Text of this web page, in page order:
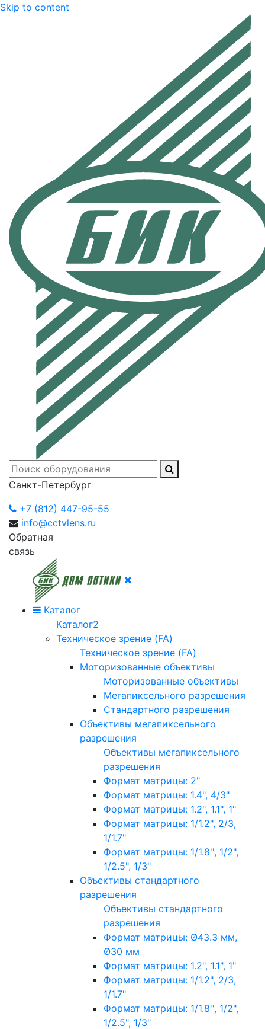
Skip to content
Санкт-Петербург
+7 (812) 447-95-55
info@cctvlens.ru
Обратная
связь
Каталог
Каталог2
Техническое зрение (FA)
Техническое зрение (FA)
Моторизованные объективы
Моторизованные объективы
Мегапиксельного разрешения
Стандартного разрешения
Объективы мегапиксельного
разрешения
Объективы мегапиксельного
разрешения
Формат матрицы: 2"
Формат матрицы: 1.4", 4/3"
Формат матрицы: 1.2", 1.1", 1"
Формат матрицы: 1/1.2", 2/3,
1/1.7"
Формат матрицы: 1/1.8'', 1/2",
1/2.5", 1/3"
Объективы стандартного
разрешения
Объективы стандартного
разрешения
Формат матрицы: Ø43.3 мм,
Ø30 мм
Формат матрицы: 1.2", 1.1", 1"
Формат матрицы: 1/1.2", 2/3,
1/1.7"
Формат матрицы: 1/1.8'', 1/2",
1/2.5", 1/3"